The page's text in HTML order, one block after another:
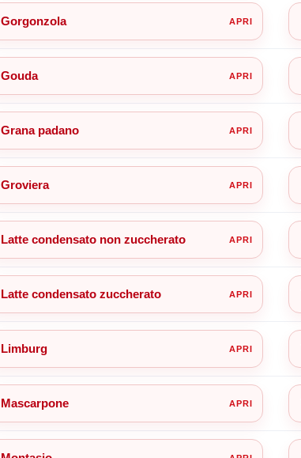
Gorgonzola
Gouda
Grana padano
Groviera
Latte condensato non zuccherato
Latte condensato zuccherato
Limburg
Mascarpone